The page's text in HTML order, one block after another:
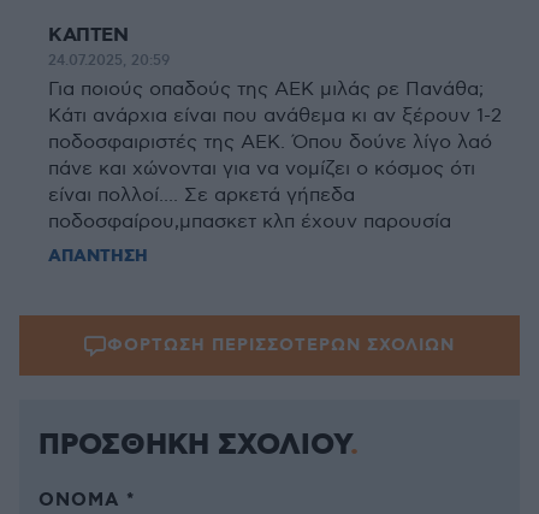
ΚΑΠΤΕΝ
24.07.2025, 20:59
Για ποιούς οπαδούς της ΑΕΚ μιλάς ρε Πανάθα;
Κάτι ανάρχια είναι που ανάθεμα κι αν ξέρουν 1-2
ποδοσφαιριστές της ΑΕΚ. Όπου δούνε λίγο λαό
πάνε και χώνονται για να νομίζει ο κόσμος ότι
είναι πολλοί.... Σε αρκετά γήπεδα
ποδοσφαίρου,μπασκετ κλπ έχουν παρουσία
ΑΠΑΝΤΗΣΗ
ΦΟΡΤΩΣΗ ΠΕΡΙΣΣΟΤΕΡΩΝ ΣΧΟΛΙΩΝ
ΠΡΟΣΘΗΚΗ ΣΧΟΛΙΟΥ
ΌΝΟΜΑ *